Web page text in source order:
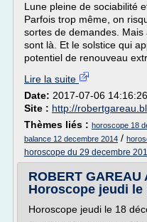
Lune pleine de sociabilité
Parfois trop même, on
sortes de demandes.
sont là. Et le solstice qui
potentiel de renouveau
Lire la suite
Date: 2017-07-06 14:16:26
Site : http://
Thèmes liés : horoscope 18
balance 12 decembre 2014 /
horoscope du 29 decembre
ROBERT GAREAU
Horoscope jeudi le
Horoscope jeudi le 18